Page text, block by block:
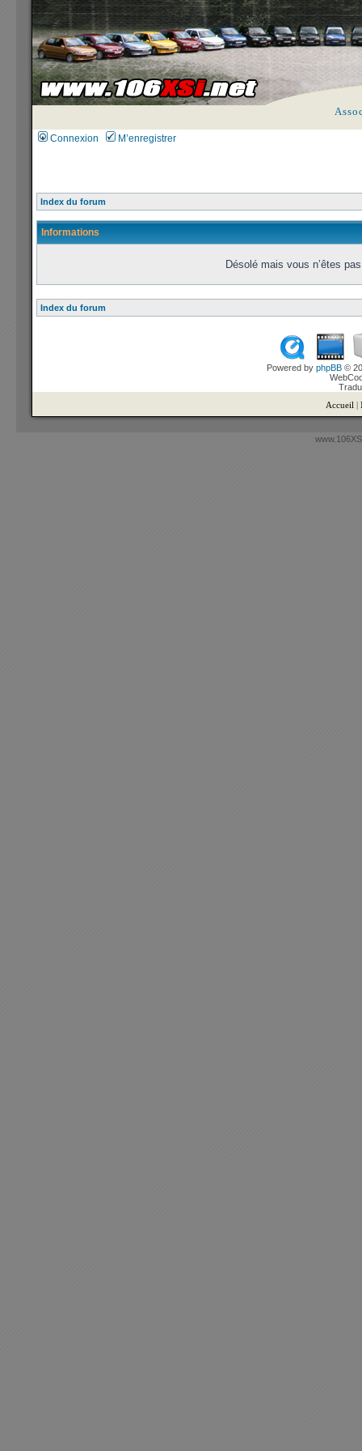
Connexion M’enregistrer
Index du forum
Informations
Désolé mais vous n’êtes
Index du forum
Powered by phpBB ©
Accueil |